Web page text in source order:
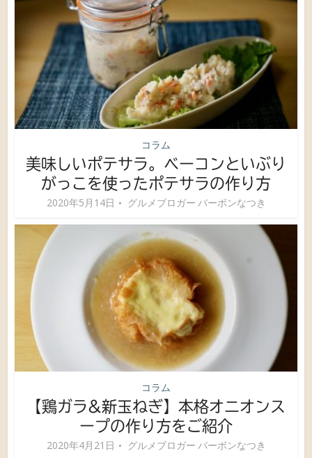
コラム
美味しいポテサラ。ベーコンといぶり
がっこを使ったポテサラの作り方
2020年5月14日 グルメブロガー バーボンなつき
コラム
【鶏ガラ&新玉ねぎ】本格オニオンス
ープの作り方をご紹介
2020年4月21日 グルメブロガー バーボンなつき